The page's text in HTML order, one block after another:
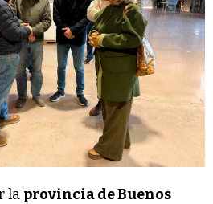
la provincia de Buenos